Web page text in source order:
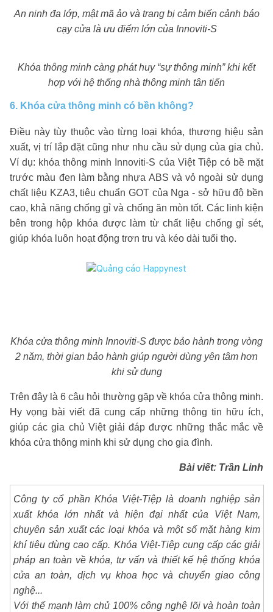
An ninh đa lớp, mật mã ảo và trang bị cảm biến cảnh báo
cạy cửa là ưu điểm lớn của Innoviti-S
Khóa thông minh càng phát huy “sự thông minh” khi kết
hợp với hệ thống nhà thông minh tân tiến
6. Khóa cửa thông minh có bền không?
Điều này tùy thuộc vào từng loại khóa, thương hiệu sản
xuất, vị trí lắp đặt cũng như nhu cầu sử dụng của gia chủ.
Ví dụ: khóa thông minh Innoviti-S của Việt Tiệp có bề mặt
trước màu đen làm bằng nhựa ABS và vỏ ngoài sử dụng
chất liệu KZA3, tiêu chuẩn GOT của Nga - sở hữu độ bền
cao, khả năng chống gỉ và chống ăn mòn tốt. Các linh kiện
bên trong hộp khóa được làm từ chất liệu chống gỉ sét,
giúp khóa luôn hoạt động trơn tru và kéo dài tuổi thọ.
Khóa cửa thông minh Innoviti-S được bảo hành trong vòng
2 năm, thời gian bảo hành giúp người dùng yên tâm hơn
khi sử dụng
Trên đây là 6 câu hỏi thường gặp về khóa cửa thông minh.
Hy vọng bài viết đã cung cấp những thông tin hữu ích,
giúp các gia chủ Việt giải đáp được những thắc mắc về
khóa cửa thông minh khi sử dụng cho gia đình.
Bài viết: Trần Linh
Công ty cổ phần Khóa Việt-Tiệp là doanh nghiệp sản
xuất khóa lớn nhất và hiện đại nhất của Việt Nam,
chuyên sản xuất các loại khóa và một số mặt hàng kim
khí tiêu dùng cao cấp. Khóa Việt-Tiệp cung cấp các giải
pháp an toàn về khóa, tư vấn và thiết kế hệ thống khóa
cửa an toàn, dịch vụ khoa học và chuyển giao công
nghệ...
Với thế mạnh làm chủ 100% công nghệ lõi và hoàn toàn